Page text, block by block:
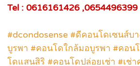
Tel : 0616161426 ,0654496399
#dcondosense #ดีคอนโดเซนส์บ
บูรพา #คอนโดใกล้มอบูรพา #คอน
โดแสนสิริ #คอนโดปล่อยเช่า #เช่